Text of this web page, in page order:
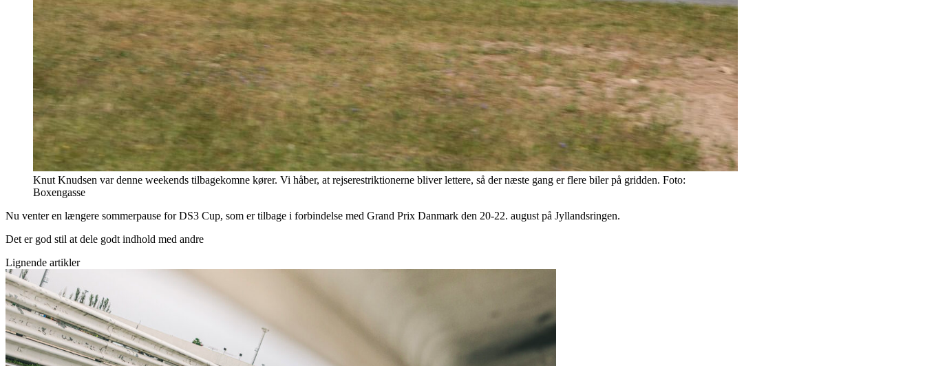
Knut Knudsen var denne weekends tilbagekomne kører. Vi håber, at rejserestriktionerne bliver lettere, så der næste gang er flere biler på gridden. Foto:
Boxengasse
Nu venter en længere sommerpause for DS3 Cup, som er tilbage i forbindelse med Grand Prix Danmark den 20-22. august på Jyllandsringen.
Det er god stil at dele godt indhold med andre
Lignende artikler